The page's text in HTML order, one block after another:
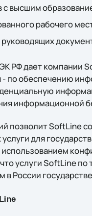
с высшим
рабочего
РФ дает компании
- по обеспечению
информационной
позволит SoftLine
для
использованием
услуги SoftLine
в России